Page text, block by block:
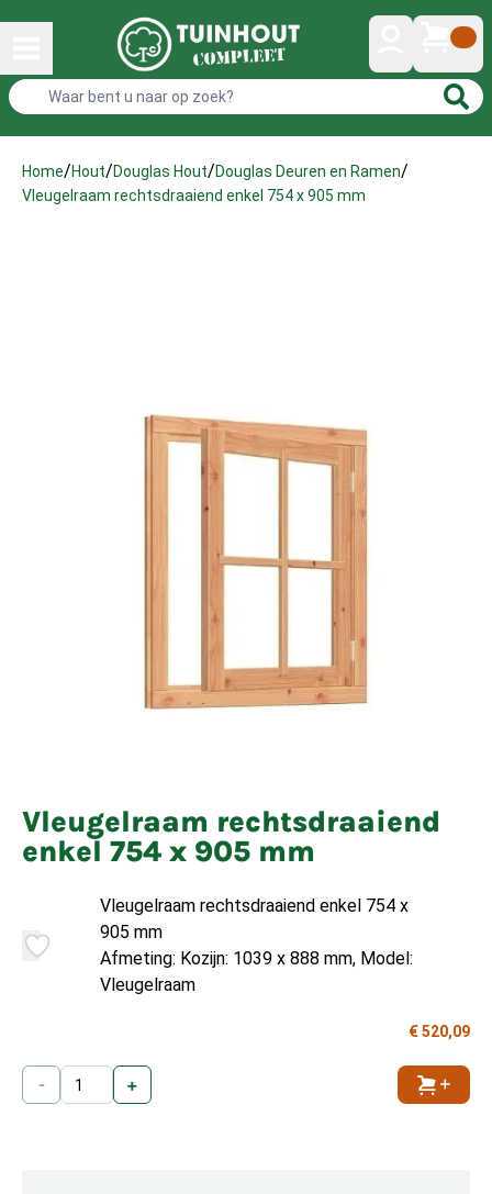
Home/Hout/Douglas Hout/Douglas Deuren en Ramen/
Vleugelraam rechtsdraaiend enkel 754 x 905 mm
Vleugelraam rechtsdraaiend
enkel 754 x 905 mm
Vleugelraam rechtsdraaiend enkel 754 x
905 mm
Afmeting: Kozijn: 1039 x 888 mm, Model:
Vleugelraam
€ 520,09
- +